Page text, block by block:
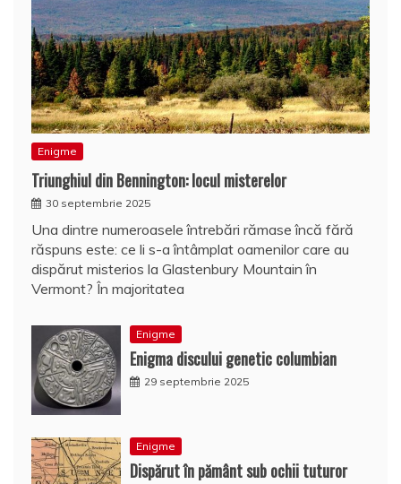
Enigme
Triunghiul din Bennington: locul misterelor
30 septembrie 2025
Una dintre numeroasele întrebări rămase încă fără
răspuns este: ce li s-a întâmplat oamenilor care au
dispărut misterios la Glastenbury Mountain în
Vermont? În majoritatea
Enigme
Enigma discului genetic columbian
29 septembrie 2025
Enigme
Dispărut în pământ sub ochii tuturor